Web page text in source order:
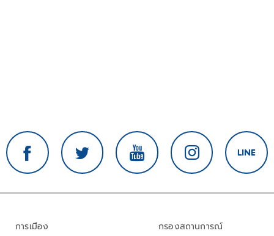
การเมือง
กรองสถานการณ์